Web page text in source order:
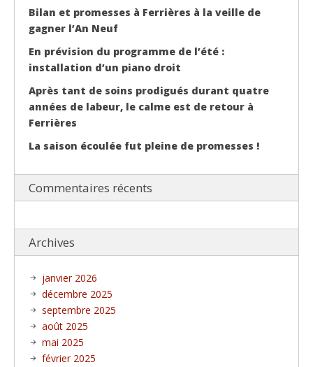
Bilan et promesses à Ferrières à la veille de
gagner l’An Neuf
En prévision du programme de l’été :
installation d’un piano droit
Après tant de soins prodigués durant quatre
années de labeur, le calme est de retour à
Ferrières
La saison écoulée fut pleine de promesses !
Commentaires récents
Archives
janvier 2026
décembre 2025
septembre 2025
août 2025
mai 2025
février 2025